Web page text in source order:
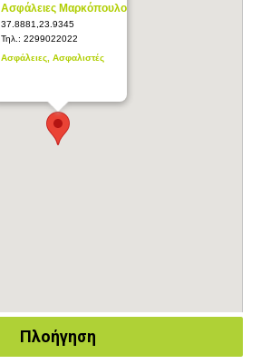
Ασφάλειες Μαρκόπουλο
37.8881,23.9345
Τηλ.: 2299022022
Ασφάλειες, Ασφαλιστές
Πλοήγηση